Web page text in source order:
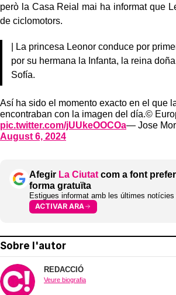
però la Casa Reial mai ha informat que
de ciclomotors.
| La princesa Leonor conduce por
por su hermana la Infanta, la reina
Sofía.
Así ha sido el momento exacto en el que
encontraban con la imagen del día.©
pic.twitter.com/jUUkeOOCOa— Jose
August 6, 2024
Afegir La Ciutat com a font
forma gratuïta
Estigues informat amb les últimes
ACTIVAR ARA
Sobre l'autor
REDACCIÓ
Veure biografia